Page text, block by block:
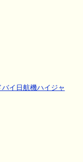
イ日航機ハイジャ